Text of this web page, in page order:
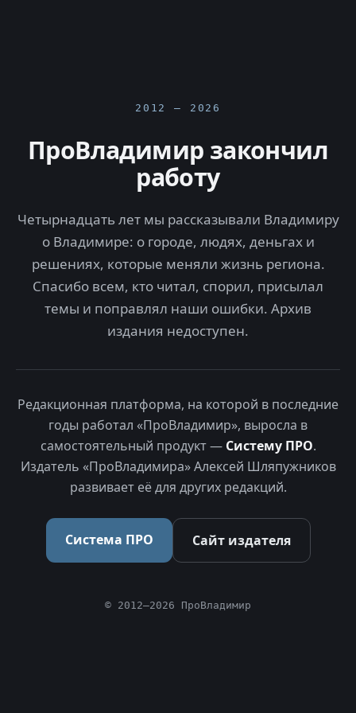
2012 — 2026
ПроВладимир закончил
работу
Четырнадцать лет мы рассказывали Владимиру
о Владимире: о городе, людях, деньгах и
решениях, которые меняли жизнь региона.
Спасибо всем, кто читал, спорил, присылал
темы и поправлял наши ошибки. Архив
издания недоступен.
Редакционная платформа, на которой в последние
годы работал «ПроВладимир», выросла в
самостоятельный продукт — Систему ПРО.
Издатель «ПроВладимира» Алексей Шляпужников
развивает её для других редакций.
Система ПРО Сайт издателя
© 2012–2026 ПроВладимир